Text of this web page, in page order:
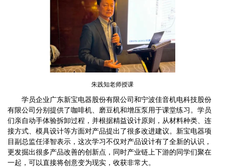
朱践知老师授课
学员企业广东新宝电器股份有限公司和宁波佳音机电科技股份
有限公司分别提供了咖啡机、磨豆机和增压泵用于课堂练习。学员
们亲自动手体验拆卸过程，并根据精益设计原则，从材料种类、连
接方式、模具设计等方面对产品提出了很多改进建议。新宝电器项
目副总监任泽智表示，这次学习不仅对产品设计有了全新的认识，
更发掘出很多产品改善的创新点，同时产业链上下游的同学们聚在
一起，可以直接将创意变为现实，收获非常大。